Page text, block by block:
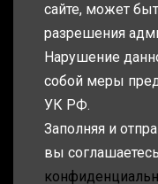
сайте, может
разрешения
Нарушение
собой меры
УК РФ.
Заполняя и
вы